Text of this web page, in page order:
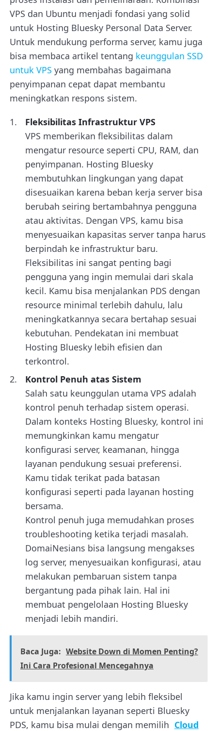
VPS dan Ubuntu menjadi fondasi yang solid
untuk Hosting Bluesky Personal Data Server.
Untuk mendukung performa server, kamu juga
bisa membaca artikel tentang keunggulan SSD
untuk VPS yang membahas bagaimana
penyimpanan cepat dapat membantu
meningkatkan respons sistem.
Fleksibilitas Infrastruktur VPS
VPS memberikan fleksibilitas dalam
mengatur resource seperti CPU, RAM, dan
penyimpanan. Hosting Bluesky
membutuhkan lingkungan yang dapat
disesuaikan karena beban kerja server bisa
berubah seiring bertambahnya pengguna
atau aktivitas. Dengan VPS, kamu bisa
menyesuaikan kapasitas server tanpa harus
berpindah ke infrastruktur baru.
Fleksibilitas ini sangat penting bagi
pengguna yang ingin memulai dari skala
kecil. Kamu bisa menjalankan PDS dengan
resource minimal terlebih dahulu, lalu
meningkatkannya secara bertahap sesuai
kebutuhan. Pendekatan ini membuat
Hosting Bluesky lebih efisien dan
terkontrol.
Kontrol Penuh atas Sistem
Salah satu keunggulan utama VPS adalah
kontrol penuh terhadap sistem operasi.
Dalam konteks Hosting Bluesky, kontrol ini
memungkinkan kamu mengatur
konfigurasi server, keamanan, hingga
layanan pendukung sesuai preferensi.
Kamu tidak terikat pada batasan
konfigurasi seperti pada layanan hosting
bersama.
Kontrol penuh juga memudahkan proses
troubleshooting ketika terjadi masalah.
DomaiNesians bisa langsung mengakses
log server, menyesuaikan konfigurasi, atau
melakukan pembaruan sistem tanpa
bergantung pada pihak lain. Hal ini
membuat pengelolaan Hosting Bluesky
menjadi lebih mandiri.
Baca Juga: Website Down di Momen Penting?
Ini Cara Profesional Mencegahnya
Jika kamu ingin server yang lebih fleksibel
untuk menjalankan layanan seperti Bluesky
PDS, kamu bisa mulai dengan memilih Cloud